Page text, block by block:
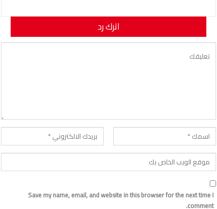
اترك رد
لن يتم نشر عنوان بريدك الإلكتروني.
Save my name, email, and website in this browser for the next time I
comment.